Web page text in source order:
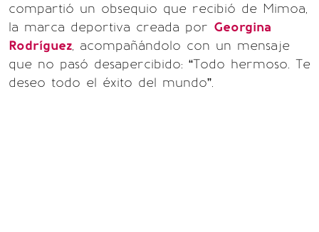
compartió un obsequio que recibió de Mimoa,
la marca deportiva creada por Georgina
Rodríguez, acompañándolo con un mensaje
que no pasó desapercibido: “Todo hermoso. Te
deseo todo el éxito del mundo”.